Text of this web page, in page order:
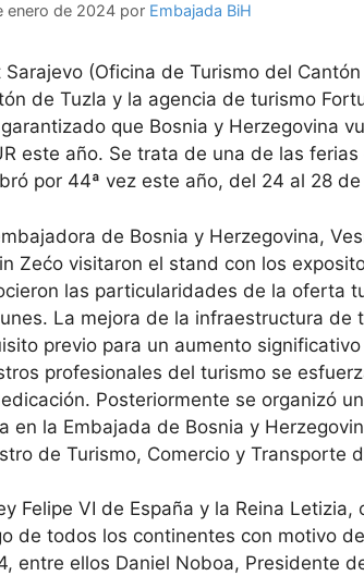
enero de 2024 por Embajada BiH
Sarajevo (Oficina de Turismo del
de Tuzla y la agencia de turismo
que Bosnia y Herzegovina
este año. Se trata de una de las
por 44ª vez este año, del 24 al 28
de Bosnia y Herzegovina,
Zećo visitaron el stand con los
las particularidades de la oferta
La mejora de la infraestructura
previo para un aumento
profesionales del turismo se
Posteriormente se organizó
en la Embajada de Bosnia y
de Turismo, Comercio y Transporte
Felipe VI de España y la Reina
de todos los continentes con motivo
entre ellos Daniel Noboa, Presidente